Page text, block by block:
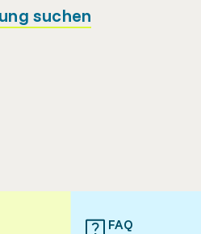
suchen
FAQ